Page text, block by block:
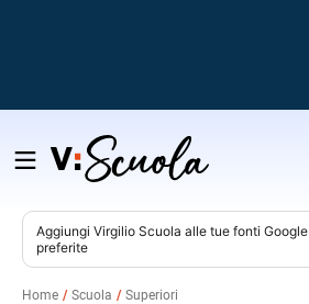
Salta
contenuto
Aggiungi Virgilio Scuola alle tue fonti Google
preferite
Home Scuola Superiori